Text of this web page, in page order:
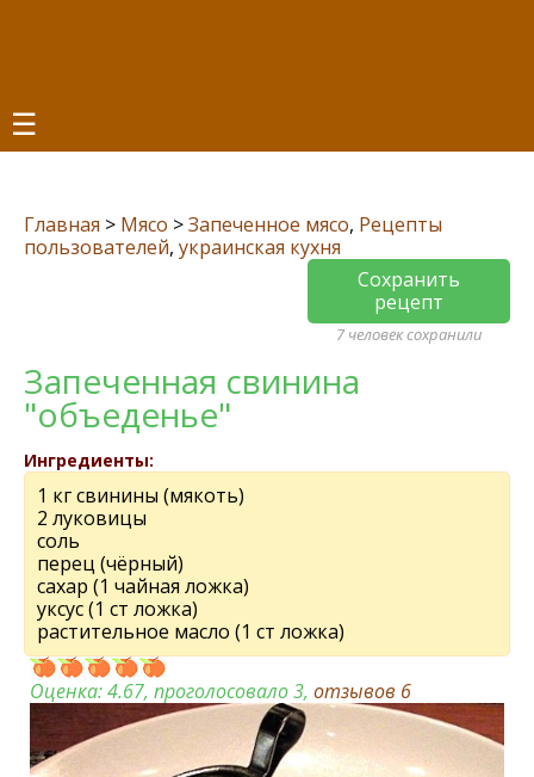
☰
Главная > Мясо >Запеченное мясо, Рецепты
пользователей, украинская кухня
Сохранить
рецепт
7 человек сохранили
Запеченная свинина
"объеденье"
Ингредиенты:
1 кг свинины (мякоть)
2 луковицы
соль
перец (чёрный)
сахар (1 чайная ложка)
уксус (1 ст ложка)
растительное масло (1 ст ложка)
Оценка:4.67, проголосовало 3, отзывов 6